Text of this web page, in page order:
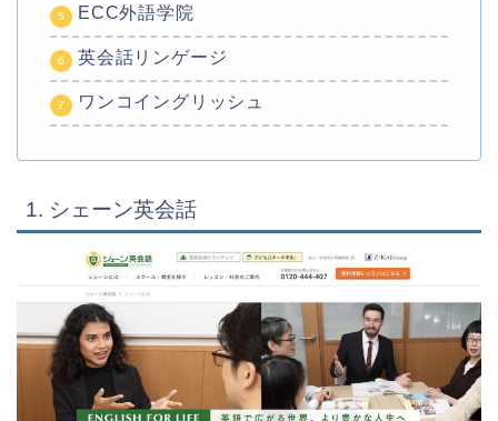
ECC外語学院
英会話リンゲージ
ワンコイングリッシュ
1. シェーン英会話